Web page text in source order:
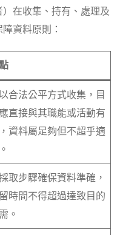
在收集、持有、處理及
資料原則：
合法公平方式收集，目
直接與其職能或活動有
資料屬足夠但不超乎適
取步驟確保資料準確，
時間不得超過達致目的
。